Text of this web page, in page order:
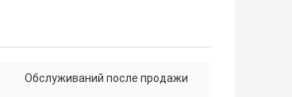
Обслуживаний после продажи